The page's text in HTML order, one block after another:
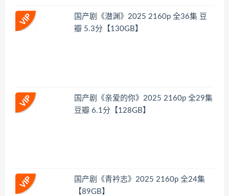
国产剧《潜渊》2025 2160p 全36集 豆
瓣 5.3分【130GB】
国产剧《亲爱的你》2025 2160p 全29集
豆瓣 6.1分【128GB】
国产剧《青衿志》2025 2160p 全24集
【89GB】